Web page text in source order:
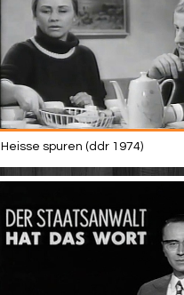
Heisse spuren (ddr 1974)